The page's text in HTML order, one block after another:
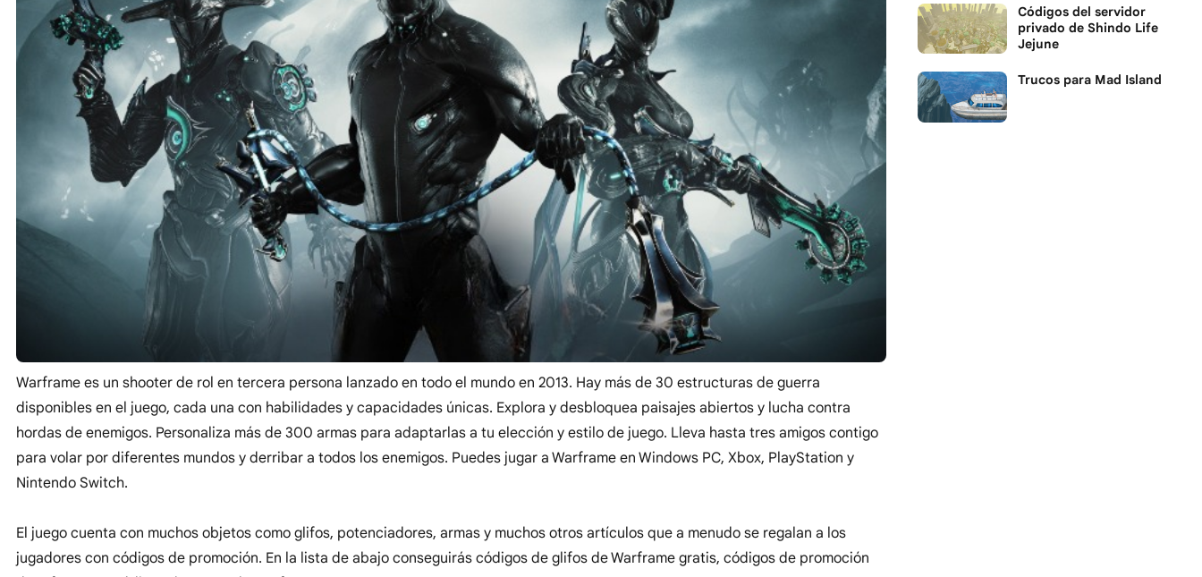
Warframe es un shooter de rol en tercera persona lanzado en todo el mundo en 2013. Hay más de 30 estructuras de guerra
disponibles en el juego, cada una con habilidades y capacidades únicas. Explora y desbloquea paisajes abiertos y lucha contra
hordas de enemigos. Personaliza más de 300 armas para adaptarlas a tu elección y estilo de juego. Lleva hasta tres amigos contigo
para volar por diferentes mundos y derribar a todos los enemigos. Puedes jugar a Warframe en Windows PC, Xbox, PlayStation y
Nintendo Switch.
El juego cuenta con muchos objetos como glifos, potenciadores, armas y muchos otros artículos que a menudo se regalan a los
jugadores con códigos de promoción. En la lista de abajo conseguirás códigos de glifos de Warframe gratis, códigos de promoción
Códigos del servidor
privado de Shindo Life
Jejune
Trucos para Mad Island